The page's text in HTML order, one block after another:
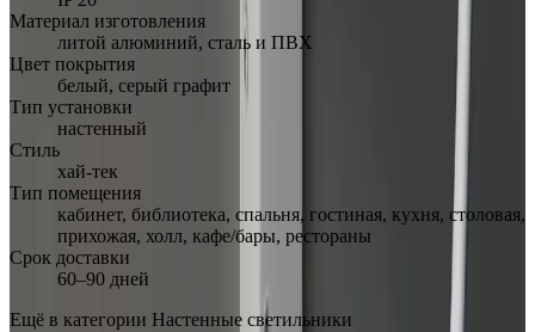
Материал изготовления
литой алюминий, сталь и ПВХ
Цвет покрытия
белый, серый графит
Тип установки
настенный
Стиль
хай-тек
Тип помещения
кабинет, библиотека, спальня, гостиная, кухня, столовая,
прихожая, холл, кафе/бары, рестораны
Срок доставки
60–90 дней
Ещё в категории Настенные светильники